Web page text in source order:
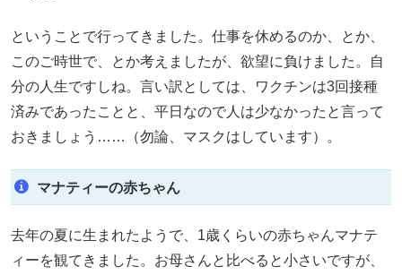
ということで行ってきました。仕事を休めるのか、とか、
このご時世で、とか考えましたが、欲望に負けました。自
分の人生ですしね。言い訳としては、ワクチンは3回接種
済みであったことと、平日なので人は少なかったと言って
おきましょう……（勿論、マスクはしています）。
マナティーの赤ちゃん
去年の夏に生まれたようで、1歳くらいの赤ちゃんマナテ
ィーを観てきました。お母さんと比べると小さいですが、